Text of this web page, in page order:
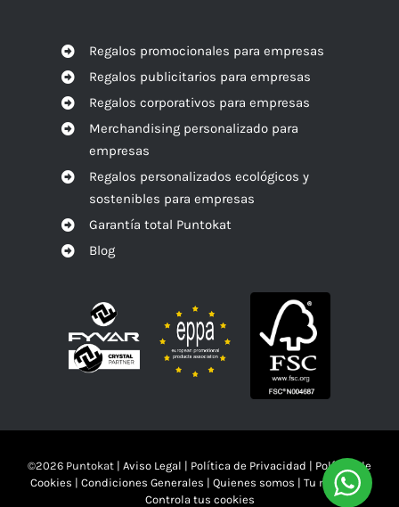
Regalos promocionales para empresas
Regalos publicitarios para empresas
Regalos corporativos para empresas
Merchandising personalizado para
empresas
Regalos personalizados ecológicos y
sostenibles para empresas
Garantía total Puntokat
Blog
©2026 Puntokat | Aviso Legal | Política de Privacidad | Política de
Cookies | Condiciones Generales | Quienes somos | Tu mandas!!
Controla tus cookies